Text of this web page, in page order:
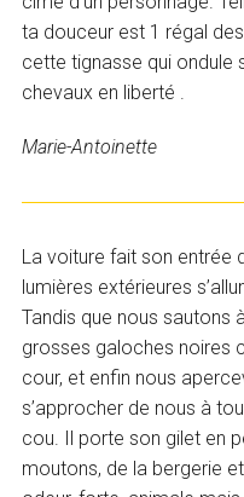
ta douceur est 1 régal
cette tignasse qui ondule
chevaux en liberté .
Marie-Antoinette
La voiture fait son entrée
lumières extérieures
Tandis que nous sautons
grosses galoches noires
cour, et enfin nous
s’approcher de nous à
cou. Il porte son gilet en
moutons, de la bergerie